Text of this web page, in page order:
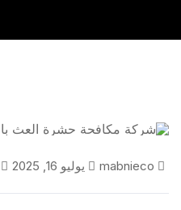
يوليو 16, 2025